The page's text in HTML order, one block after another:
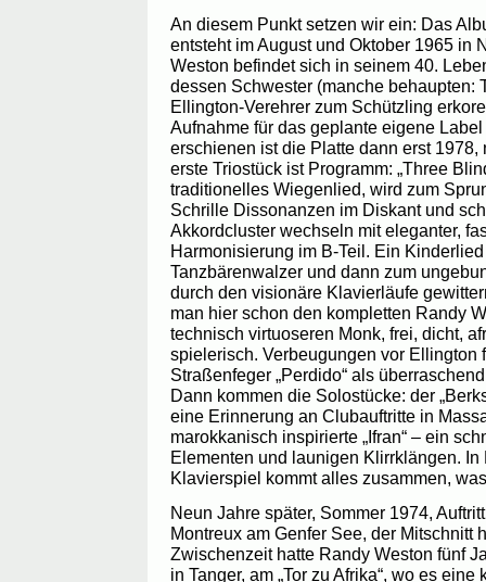
An diesem Punkt setzen wir ein: Das
entsteht im August und Oktober 1965 in
Weston befindet sich in seinem 40.
dessen Schwester (manche behaupten:
Ellington-Verehrer zum Schützling
Aufnahme für das geplante eigene
erschienen ist die Platte dann erst 1978,
erste Triostück ist Programm: „Three
traditionelles Wiegenlied, wird zum
Schrille Dissonanzen im Diskant und
Akkordcluster wechseln mit eleganter,
Harmonisierung im B-Teil. Ein
Tanzbärenwalzer und dann zum
durch den visionäre Klavierläufe
man hier schon den kompletten Randy
technisch virtuoseren Monk, frei, dicht,
spielerisch. Verbeugungen vor Ellington
Straßenfeger „Perdido“ als
Dann kommen die Solostücke: der
eine Erinnerung an Clubauftritte in
marokkanisch inspirierte „Ifran“ – ein
Elementen und launigen Klirrklängen. In
Klavierspiel kommt alles zusammen,
Neun Jahre später, Sommer 1974,
Montreux am Genfer See, der Mitschnitt
Zwischenzeit hatte Randy Weston fünf
in Tanger, am „Tor zu Afrika“, wo es